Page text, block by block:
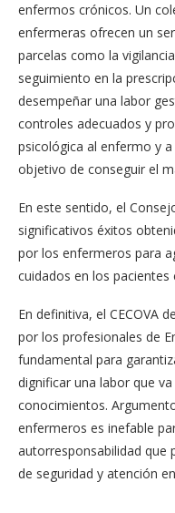
enfermos crónicos. Un
enfermeras ofrecen un
parcelas como la
seguimiento en la
desempeñar una labor
controles adecuados y
psicológica al enfermo y
objetivo de conseguir el
En este sentido, el
significativos éxitos
por los enfermeros para
cuidados en los
En definitiva, el CECOVA
por los profesionales de
fundamental para
dignificar una labor que
conocimientos.
enfermeros es inefable
autorresponsabilidad que
de seguridad y atención